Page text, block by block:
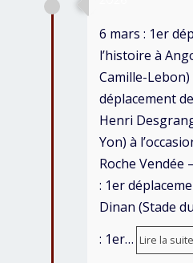
6 mars : 1er
l’histoire à
Camille-
déplacement
Henri
Yon) à
Roche Vendée
: 1er
Dinan (Stade
: 1er… Lire la suite